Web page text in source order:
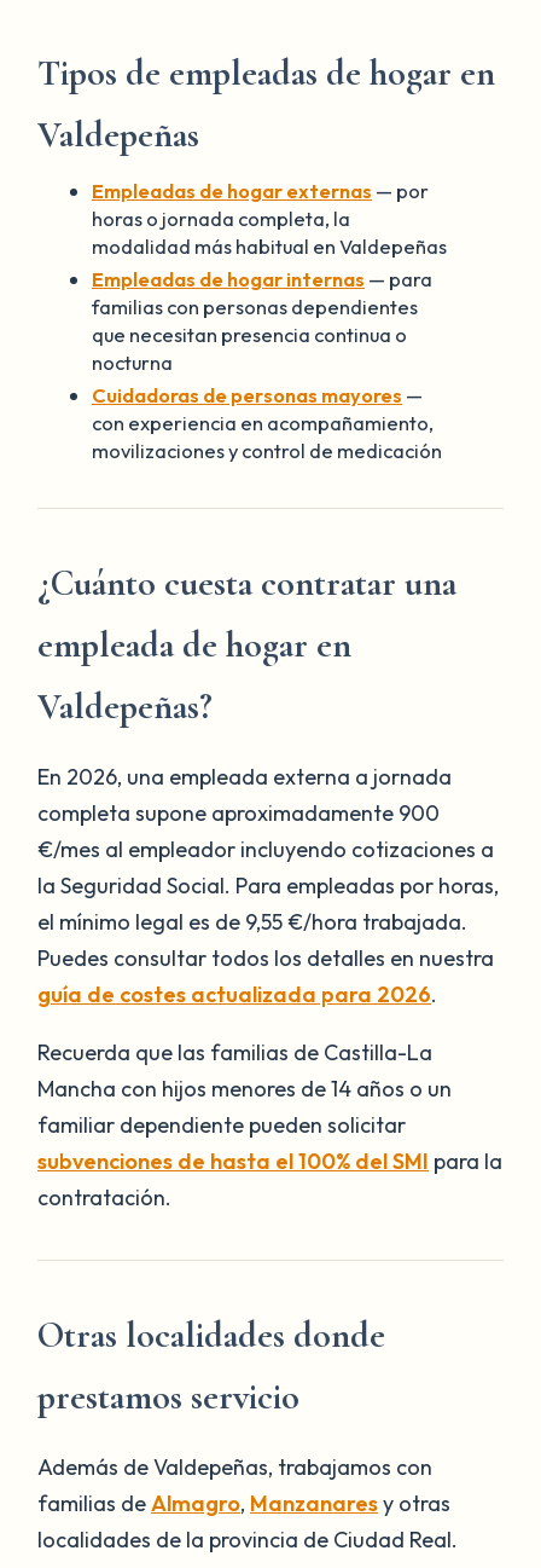
Tipos de empleadas de hogar en
Valdepeñas
Empleadas de hogar externas — por
horas o jornada completa, la
modalidad más habitual en Valdepeñas
Empleadas de hogar internas — para
familias con personas dependientes
que necesitan presencia continua o
nocturna
Cuidadoras de personas mayores —
con experiencia en acompañamiento,
movilizaciones y control de medicación
¿Cuánto cuesta contratar una
empleada de hogar en
Valdepeñas?
En 2026, una empleada externa a jornada
completa supone aproximadamente 900
€/mes al empleador incluyendo cotizaciones a
la Seguridad Social. Para empleadas por horas,
el mínimo legal es de 9,55 €/hora trabajada.
Puedes consultar todos los detalles en nuestra
guía de costes actualizada para 2026.
Recuerda que las familias de Castilla-La
Mancha con hijos menores de 14 años o un
familiar dependiente pueden solicitar
subvenciones de hasta el 100% del SMI para la
contratación.
Otras localidades donde
prestamos servicio
Además de Valdepeñas, trabajamos con
familias deAlmagro, Manzanaresy otras
localidades de la provincia de Ciudad Real.